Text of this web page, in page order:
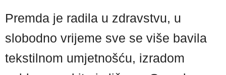
Premda je radila u zdravstvu, u
slobodno vrijeme sve se više bavila
tekstilnom umjetnošću, izradom